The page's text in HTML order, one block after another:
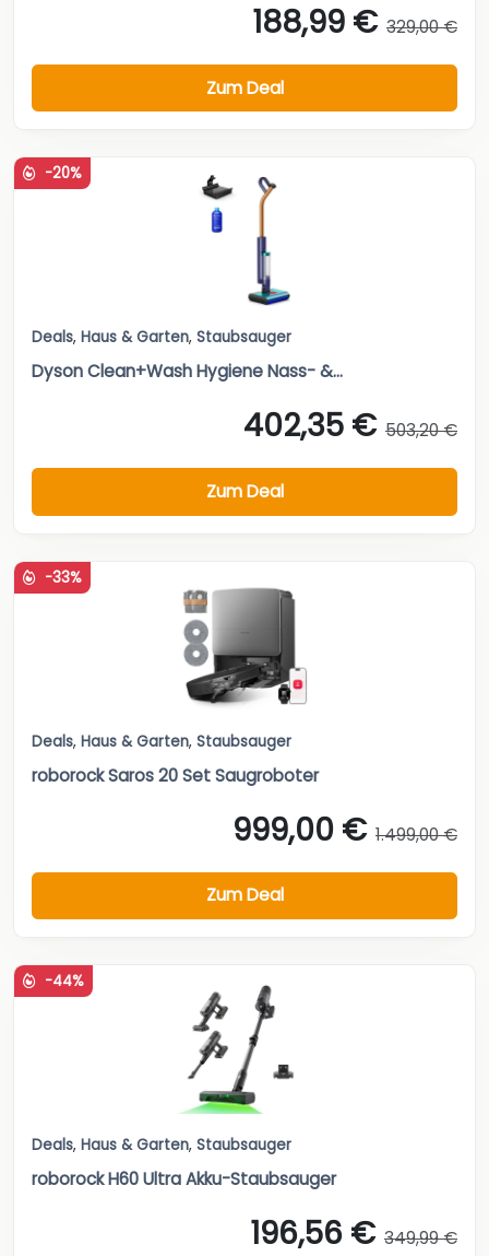
188,99 € 329,00 €
Zum Deal
-20%
Deals, Haus & Garten, Staubsauger
Dyson Clean+Wash Hygiene Nass- &...
402,35 € 503,20 €
Zum Deal
-33%
Deals, Haus & Garten, Staubsauger
roborock Saros 20 Set Saugroboter
999,00 € 1.499,00 €
Zum Deal
-44%
Deals, Haus & Garten, Staubsauger
roborock H60 Ultra Akku-Staubsauger
196,56 € 349,99 €